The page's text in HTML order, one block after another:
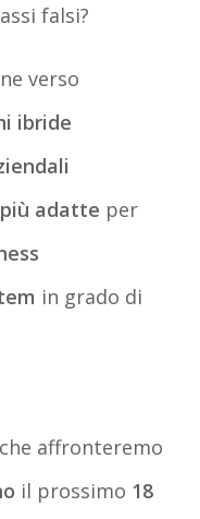
falsi?
verso
ibride
adatte per
in grado di
affronteremo
il prossimo 18